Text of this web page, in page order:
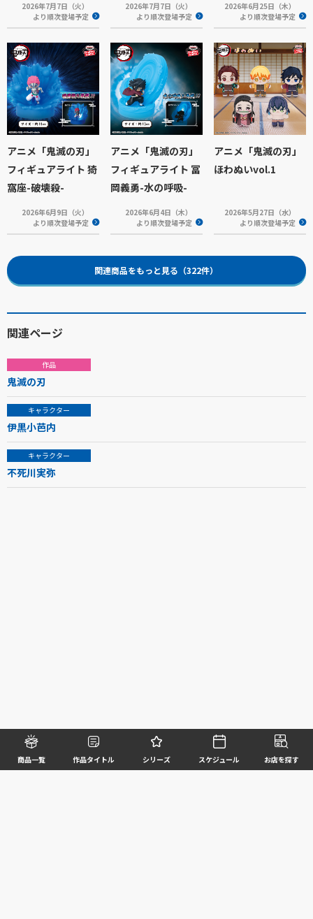
商品一覧 作品タイトル シリーズ スケジュール お店を探す
2026年7月7日（火）
より順次登場予定
2026年7月7日（火）
より順次登場予定
2026年6月25日（木）
より順次登場予定
アニメ「鬼滅の刃」
フィギュアライト 猗
窩座-破壊殺-
2026年6月9日（火）
より順次登場予定
アニメ「鬼滅の刃」
フィギュアライト 冨
岡義勇-水の呼吸-
2026年6月4日（木）
より順次登場予定
アニメ「鬼滅の刃」
ほわぬいvol.1
2026年5月27日（水）
より順次登場予定
関連商品をもっと見る（322件）
関連ページ
作品
鬼滅の刃
キャラクター
伊黒小芭内
キャラクター
不死川実弥